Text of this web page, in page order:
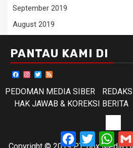
September 2019
August 2019
PANTAU KAMI DI
Facebook
Instagram
Twitter
PEDOMAN MEDIA SIBER
REDAKSI
HAK JAWAB & KOREKSI BERITA
ETIK
Facebook
Twitter